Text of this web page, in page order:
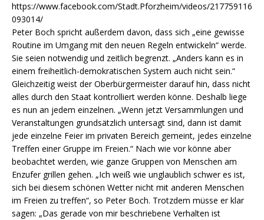
https://www.facebook.com/Stadt.Pforzheim/videos/217759116
093014/
Peter Boch spricht außerdem davon, dass sich „eine gewisse
Routine im Umgang mit den neuen Regeln entwickeln“ werde.
Sie seien notwendig und zeitlich begrenzt. „Anders kann es in
einem freiheitlich-demokratischen System auch nicht sein.“
Gleichzeitig weist der Oberbürgermeister darauf hin, dass nicht
alles durch den Staat kontrolliert werden könne. Deshalb liege
es nun an jedem einzelnen. „Wenn jetzt Versammlungen und
Veranstaltungen grundsätzlich untersagt sind, dann ist damit
jede einzelne Feier im privaten Bereich gemeint, jedes einzelne
Treffen einer Gruppe im Freien.“ Nach wie vor könne aber
beobachtet werden, wie ganze Gruppen von Menschen am
Enzufer grillen gehen. „Ich weiß wie unglaublich schwer es ist,
sich bei diesem schönen Wetter nicht mit anderen Menschen
im Freien zu treffen“, so Peter Boch. Trotzdem müsse er klar
sagen: „Das gerade von mir beschriebene Verhalten ist